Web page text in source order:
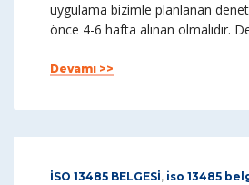
uygulama bizimle planlanan
önce 4-6 hafta alınan olmalıdır.
Devamı >>
İSO 13485 BELGESİ, iso 13485